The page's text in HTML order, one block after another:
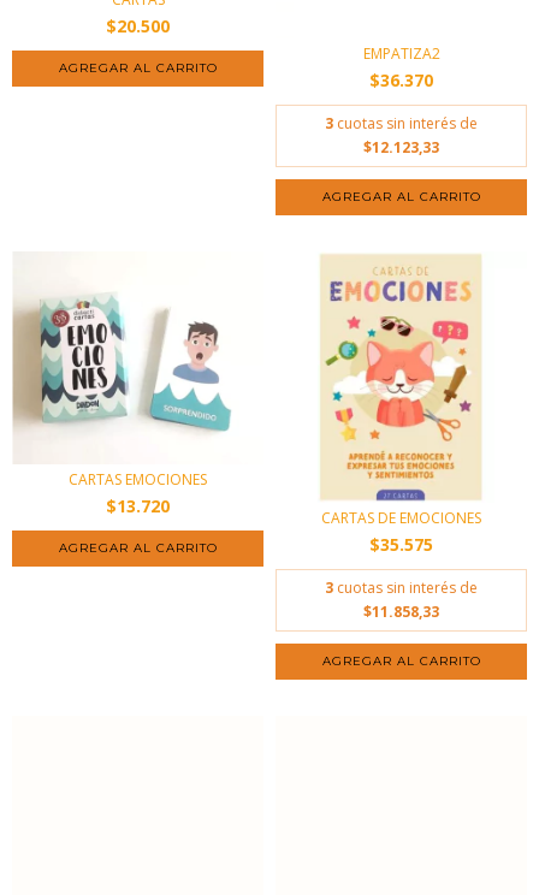
$20.500
EMPATIZA2
$36.370
3 cuotas sin interés de
$12.123,33
CARTAS EMOCIONES
$13.720
CARTAS DE EMOCIONES
$35.575
3 cuotas sin interés de
$11.858,33